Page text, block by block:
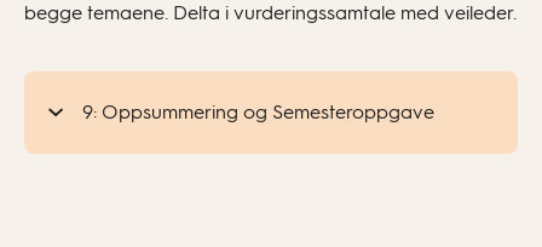
begge temaene. Delta i vurderingssamtale med veileder.
9: Oppsummering og Semesteroppgave